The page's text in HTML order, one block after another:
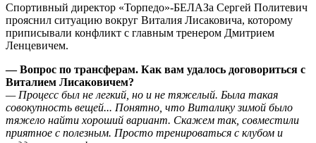
Спортивный директор «Торпедо»-БЕЛАЗа Сергей Политевич
прояснил ситуацию вокруг Виталия Лисаковича, которому
приписывали конфликт с главным тренером Дмитрием
Ленцевичем.
— Вопрос по трансферам. Как вам удалось договориться с
Виталием Лисаковичем?
— Процесс был не легкий, но и не тяжелый. Была такая
совокупность вещей... Понятно, что Виталику зимой было
тяжело найти хороший вариант. Скажем так, совместили
приятное с полезным. Просто тренироваться с клубом и